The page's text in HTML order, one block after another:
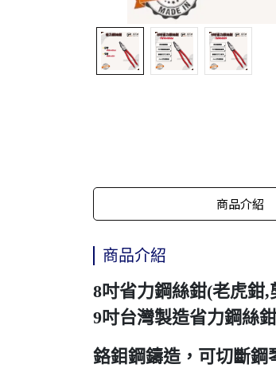
商品介紹
商品介紹
8吋省力鋼絲鉗(老虎鉗
9吋台灣製造省力鋼絲
鉻鉬鋼鑄造，可切斷鋼